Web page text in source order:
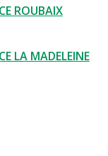
ROUBAIX
LA MADELEINE